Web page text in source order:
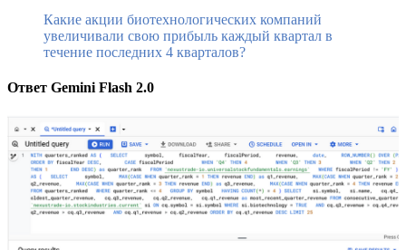
Какие акции биотехнологических компаний
увеличивали свою прибыль каждый квартал в
течение последних 4 кварталов?
Ответ Gemini Flash 2.0